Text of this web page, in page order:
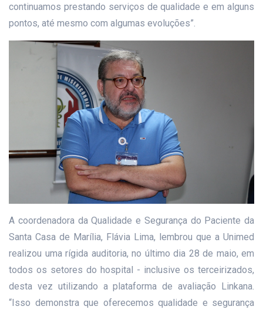
continuamos prestando serviços de qualidade e em alguns
pontos, até mesmo com algumas evoluções”.
A coordenadora da Qualidade e Segurança do Paciente da
Santa Casa de Marília, Flávia Lima, lembrou que a Unimed
realizou uma rígida auditoria, no último dia 28 de maio, em
todos os setores do hospital - inclusive os terceirizados,
desta vez utilizando a plataforma de avaliação Linkana.
“Isso demonstra que oferecemos qualidade e segurança